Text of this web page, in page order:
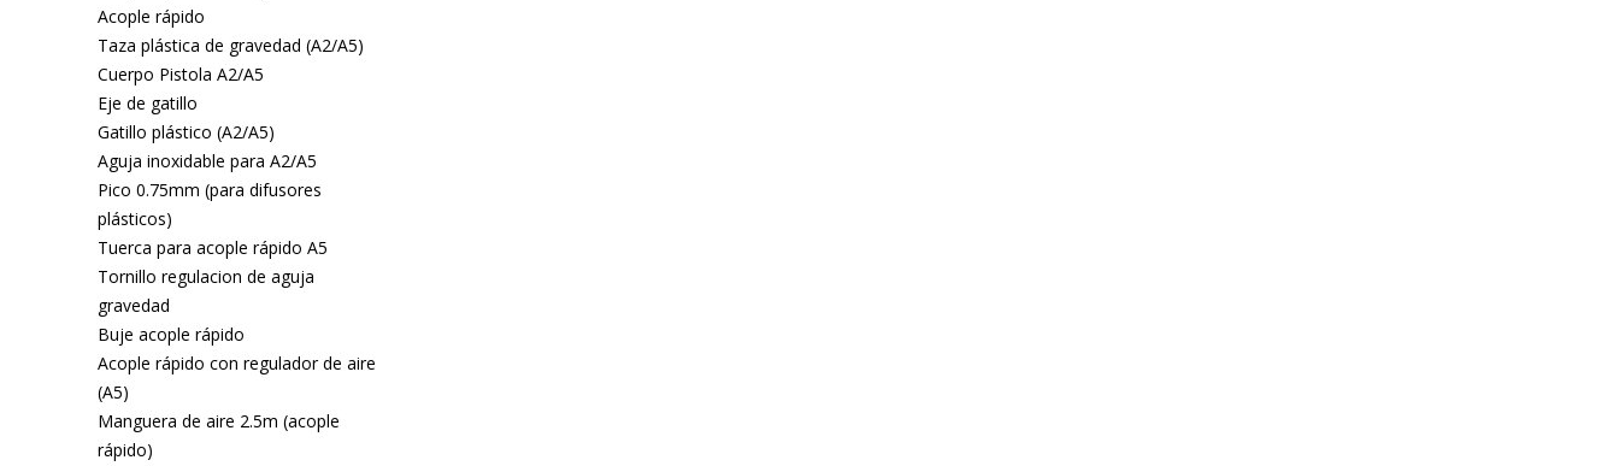
Acople rápido
Taza plástica de gravedad (A2/A5)
Cuerpo Pistola A2/A5
Eje de gatillo
Gatillo plástico (A2/A5)
Aguja inoxidable para A2/A5
Pico 0.75mm (para difusores
plásticos)
Tuerca para acople rápido A5
Tornillo regulacion de aguja
gravedad
Buje acople rápido
Acople rápido con regulador de aire
(A5)
Manguera de aire 2.5m (acople
rápido)